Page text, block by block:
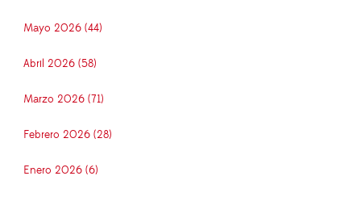
Mayo 2026 (44)
Abril 2026 (58)
Marzo 2026 (71)
Febrero 2026 (28)
Enero 2026 (6)